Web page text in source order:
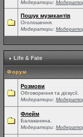
Модератори:
Пошук музикантів
Оголошення.
Модератори:
Life & Fate
Форум
Розмови
Обговорення та діскусії.
Модератори:
Флейм
Балаканина.
Модератори: